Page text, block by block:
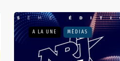
A LA UNE MÉDIAS